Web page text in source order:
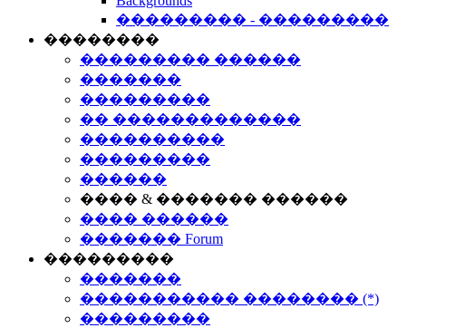
��������� - ���������
��������
��������� ������
�������
���������
�� �������������
����������
���������
������
���� & ������� ������
���� ������
������� Forum
���������
�������
����������� �������� (*)
���������